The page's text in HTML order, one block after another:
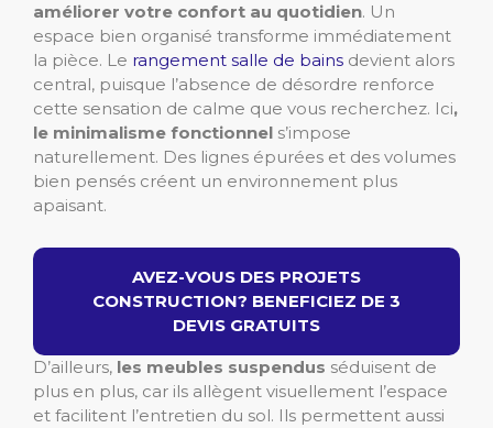
améliorer votre confort au quotidien. Un
espace bien organisé transforme immédiatement
la pièce. Le rangement salle de bains devient alors
central, puisque l’absence de désordre renforce
cette sensation de calme que vous recherchez. Ici,
le minimalisme fonctionnel s’impose
naturellement. Des lignes épurées et des volumes
bien pensés créent un environnement plus
apaisant.
AVEZ-VOUS DES PROJETS
CONSTRUCTION? BENEFICIEZ DE 3
DEVIS GRATUITS
D’ailleurs, les meubles suspendus séduisent de
plus en plus, car ils allègent visuellement l’espace
et facilitent l’entretien du sol. Ils permettent aussi